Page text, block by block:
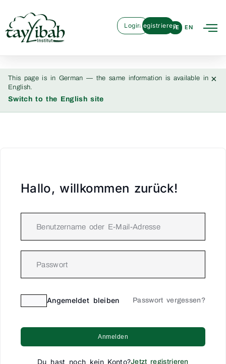
DE EN
LoginRegistrieren
This page is in German — the same information is available in
English.
Switch to the English site
×
Hallo, willkommen zurück!
Angemeldet bleiben Passwort vergessen?
Anmelden
Du hast noch kein Konto?Jetzt registrieren